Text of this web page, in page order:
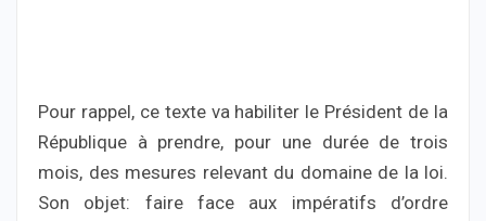
Pour rappel, ce texte va habiliter le Président de la
République à prendre, pour une durée de trois
mois, des mesures relevant du domaine de la loi.
Son objet: faire face aux impératifs d’ordre